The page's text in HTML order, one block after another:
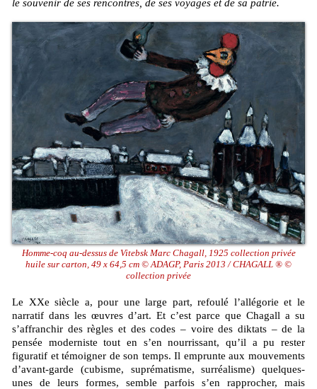
le souvenir de ses rencontres, de ses voyages et de sa patrie.
Homme-coq au-dessus de Vitebsk Marc Chagall, 1925 collection privée
huile sur carton, 49 x 64,5 cm © ADAGP, Paris 2013 / CHAGALL ® ©
collection privée
Le XXe siècle a, pour une large part, refoulé l’allégorie et le
narratif dans les œuvres d’art. Et c’est parce que Chagall a su
s’affranchir des règles et des codes – voire des diktats – de la
pensée moderniste tout en s’en nourrissant, qu’il a pu rester
figuratif et témoigner de son temps. Il emprunte aux mouvements
d’avant-garde (cubisme, suprématisme, surréalisme) quelques-
unes de leurs formes, semble parfois s’en rapprocher, mais